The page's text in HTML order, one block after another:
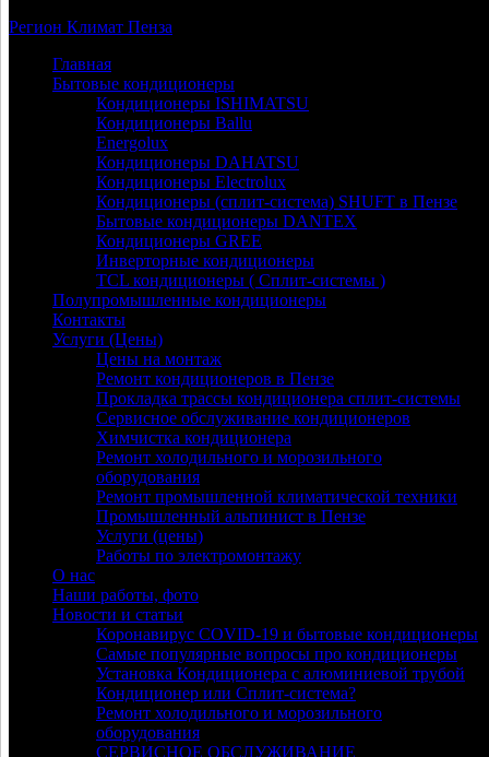
Регион Климат Пенза
Главная
Бытовые кондиционеры
Кондиционеры ISHIMATSU
Кондиционеры Ballu
Energolux
Кондиционеры DAHATSU
Кондиционеры Electrolux
Кондиционеры (сплит-система) SHUFT в Пензе
Бытовые кондиционеры DANTEX
Кондиционеры GREE
Инверторные кондиционеры
TCL кондиционеры ( Сплит-системы )
Полупромышленные кондиционеры
Контакты
Услуги (Цены)
Цены на монтаж
Ремонт кондиционеров в Пензе
Прокладка трассы кондиционера сплит-системы
Сервисное обслуживание кондиционеров
Химчистка кондиционера
Ремонт холодильного и морозильного
оборудования
Ремонт промышленной климатической техники
Промышленный альпинист в Пензе
Услуги (цены)
Работы по электромонтажу
О нас
Наши работы, фото
Новости и статьи
Коронавирус COVID-19 и бытовые кондиционеры
Самые популярные вопросы про кондиционеры
Установка Кондиционера с алюминиевой трубой
Кондиционер или Сплит-система?
Ремонт холодильного и морозильного
оборудования
СЕРВИСНОЕ ОБСЛУЖИВАНИЕ